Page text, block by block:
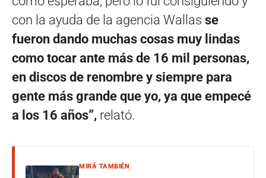
con la ayuda de la agencia Wallas se
fueron dando muchas cosas muy lindas
como tocar ante más de 16 mil personas,
en discos de renombre y siempre para
gente más grande que yo, ya que empecé
a los 16 años”, relató.
MIRÁ TAMBIÉN